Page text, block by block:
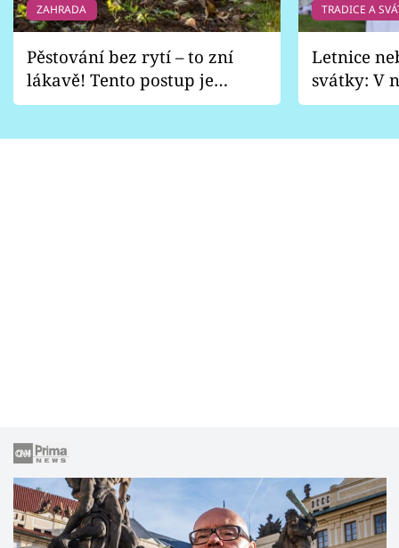
ZAHRADA
Pěstování bez rytí – to zní
lákavě! Tento postup je
vhodný jen pro některé
TRADICE A
Letnice
svátky: V
pondělí